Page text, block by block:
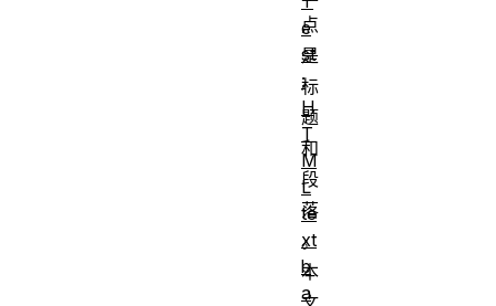
点
是
标
题
和
段
落
。
本
e
st
:
H
T
M
L
te
xt
b
a